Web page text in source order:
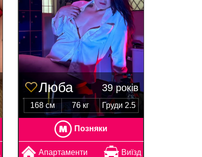
Люба 39 років
168 см 76 кг Груди 2.5
Позняки
Апартаменти Виїзд